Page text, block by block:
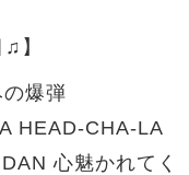
】
爆弾
HEAD-CHA-LA
心魅かれてく